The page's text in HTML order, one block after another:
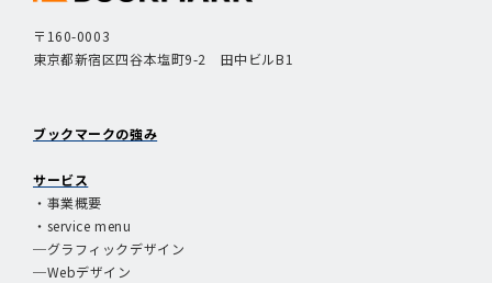
〒160-0003
東京都新宿区四谷本塩町9-2 田中ビルB1
ブックマークの強み
サービス
・事業概要
・service menu
─グラフィックデザイン
─Webデザイン